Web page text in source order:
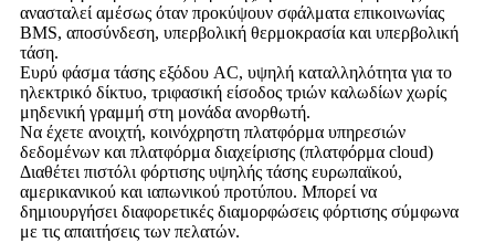
ανασταλεί αμέσως όταν προκύψουν σφάλματα επικοινωνίας
BMS, αποσύνδεση, υπερβολική θερμοκρασία και υπερβολική
τάση.
Ευρύ φάσμα τάσης εξόδου AC, υψηλή καταλληλότητα για το
ηλεκτρικό δίκτυο, τριφασική είσοδος τριών καλωδίων χωρίς
μηδενική γραμμή στη μονάδα ανορθωτή.
Να έχετε ανοιχτή, κοινόχρηστη πλατφόρμα υπηρεσιών
δεδομένων και πλατφόρμα διαχείρισης (πλατφόρμα cloud)
Διαθέτει πιστόλι φόρτισης υψηλής τάσης ευρωπαϊκού,
αμερικανικού και ιαπωνικού προτύπου. Μπορεί να
δημιουργήσει διαφορετικές διαμορφώσεις φόρτισης σύμφωνα
με τις απαιτήσεις των πελατών.